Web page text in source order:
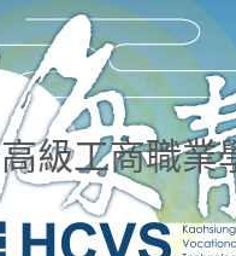
級工商職業